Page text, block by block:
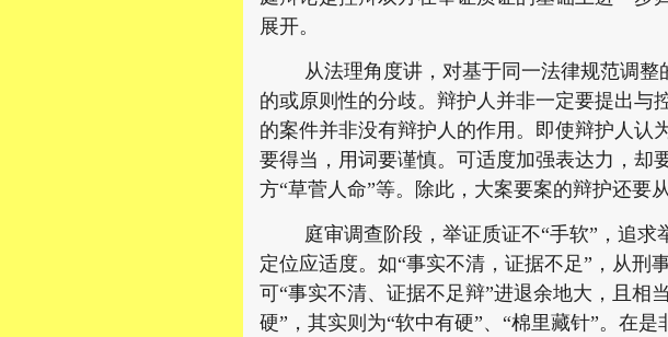
展开。
从法理角度讲，对基于同一法律规范调整
的或原则性的分歧。辩护人并非一定要提出与
的案件并非没有辩护人的作用。即使辩护人认
要得当，用词要谨慎。可适度加强表达力，却
方“草菅人命”等。除此，大案要案的辩护还要
庭审调查阶段，举证质证不“手软”，追求
定位应适度。如“事实不清，证据不足”，从刑
可“事实不清、证据不足辩”进退余地大，且相
硬”，其实则为“软中有硬”、“棉里藏针”。在